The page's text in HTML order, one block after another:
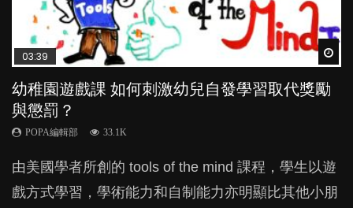
03:39
幼稚園遊戲課 如何刺激幼兒自發學習取代獎勵
與懲罰？
POPA編輯部 33.1K
由美國學者所創的 tools of the mind 課程，學生以遊
戲方式學習，學術能力和自制能力亦明顯比其他小朋
04:59
幼兒playgroup真係玩耍中學習？研究指BB 15個
月大前上堂不見效果
POPA編輯部 47.1K
現今小朋友的起跑線，愈推愈前。雖然政府並無官方
的統計數字，但粗略估算，香港至少有六、七百家早
03:02
老公患產後憂鬱症對BB的影響
POPA編輯部
鬱，影響日常生活，嚴重的甚至會有自殺，或傷害小
朋友的念頭。但為何爸爸患上產後抑鬱往往難以察
04:06
全職好？在職好？｜全職媽媽與在職媽媽的壓
力與價值
POPA編輯部 25.8K
許多媽媽心底可能都有一刻掙扎過：究竟全職好，還
是在職好。雖說每個家庭都有自己的獨特狀況和考慮
04:18
凡事以BB為中心，就係好爸媽？｜別忽視父母
的身心虛耗
POPA編輯部 31.5K
父母日夜無間、身心俱疲地照顧BB，如何做到正向
教養？部份父母更會為了小朋友放棄自己的嗜好、減